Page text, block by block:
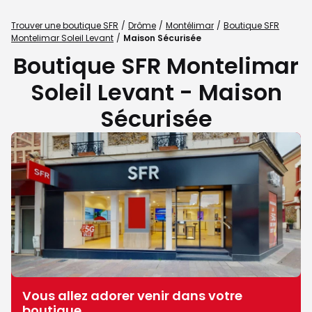
Trouver une boutique SFR Drôme Montélimar
Boutique SFR
Montelimar Soleil Levant
Maison Sécurisée
Boutique SFR Montelimar
Soleil Levant - Maison
Sécurisée
Vous allez adorer venir dans votre